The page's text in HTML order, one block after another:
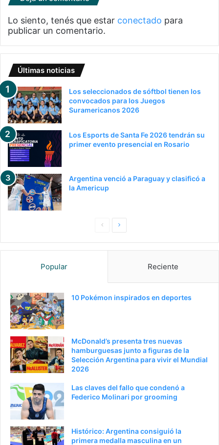
Lo siento, tenés que estar conectado para
publicar un comentario.
Últimas noticias
Los seleccionados de sóftbol tienen los
convocados para los Juegos
Suramericanos 2026
Los Esports de Santa Fe 2026 tendrán su
primer evento presencial en Rosario
Argentina venció a Paraguay y clasificó a
la Americup
PaginaSiguiente
Popular Reciente
10 Pokémon inspirados en deportes
McDonald’s presenta tres nuevas
hamburguesas junto a figuras de la
Selección Argentina para vivir el Mundial
2026
Las claves del fallo que condenó a
Federico Molinari por grooming
Histórico: Argentina consiguió la
primera medalla masculina en un